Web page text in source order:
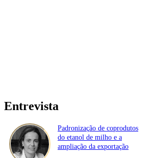
Entrevista
Padronização de coprodutos
do etanol de milho e a
ampliação da exportação